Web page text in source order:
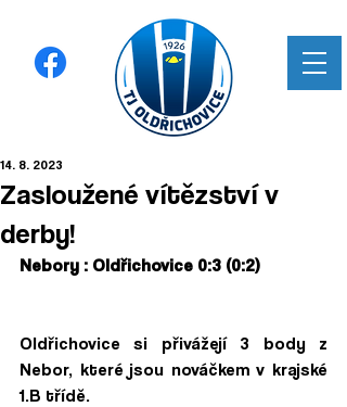
Zasloužené vítězství v
derby!
14. 8. 2023
Nebory : Oldřichovice 0:3 (0:2)
Oldřichovice si přivážejí 3 body z
Nebor, které jsou nováčkem v krajské
1.B třídě.